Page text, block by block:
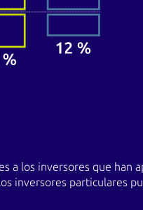
a los inversores que han
inversores particulares